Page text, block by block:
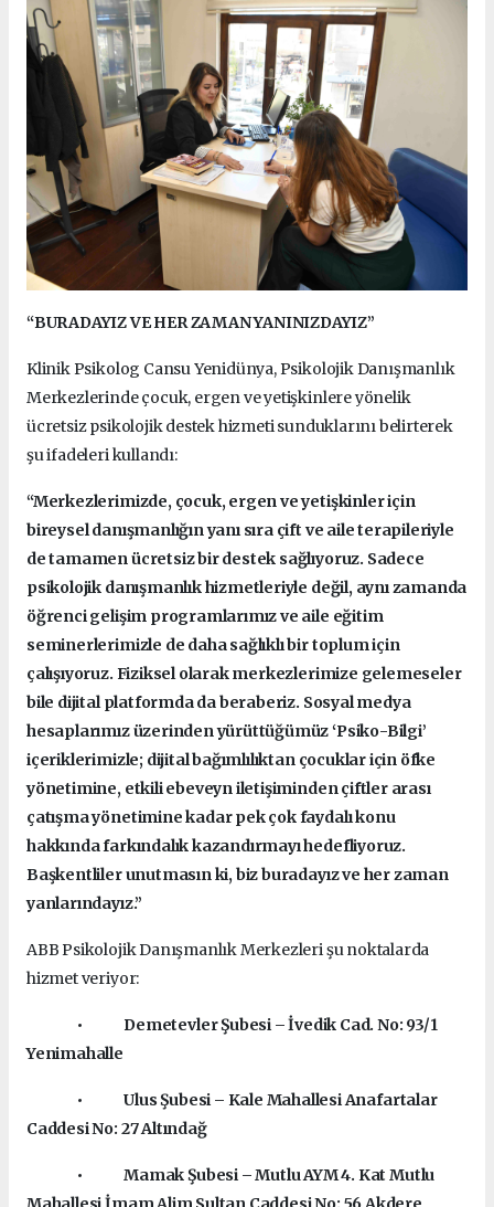
“BURADAYIZ VE HER ZAMAN YANINIZDAYIZ”
Klinik Psikolog Cansu Yenidünya, Psikolojik Danışmanlık
Merkezlerinde çocuk, ergen ve yetişkinlere yönelik
ücretsiz psikolojik destek hizmeti sunduklarını belirterek
şu ifadeleri kullandı:
“Merkezlerimizde, çocuk, ergen ve yetişkinler için
bireysel danışmanlığın yanı sıra çift ve aile terapileriyle
de tamamen ücretsiz bir destek sağlıyoruz. Sadece
psikolojik danışmanlık hizmetleriyle değil, aynı zamanda
öğrenci gelişim programlarımız ve aile eğitim
seminerlerimizle de daha sağlıklı bir toplum için
çalışıyoruz. Fiziksel olarak merkezlerimize gelemeseler
bile dijital platformda da beraberiz. Sosyal medya
hesaplarımız üzerinden yürüttüğümüz ‘Psiko-Bilgi’
içeriklerimizle; dijital bağımlılıktan çocuklar için öfke
yönetimine, etkili ebeveyn iletişiminden çiftler arası
çatışma yönetimine kadar pek çok faydalı konu
hakkında farkındalık kazandırmayı hedefliyoruz.
Başkentliler unutmasın ki, biz buradayız ve her zaman
yanlarındayız.”
ABB Psikolojik Danışmanlık Merkezleri şu noktalarda
hizmet veriyor:
• Demetevler Şubesi – İvedik Cad. No: 93/1
Yenimahalle
• Ulus Şubesi – Kale Mahallesi Anafartalar
Caddesi No: 27 Altındağ
• Mamak Şubesi – Mutlu AYM 4. Kat Mutlu